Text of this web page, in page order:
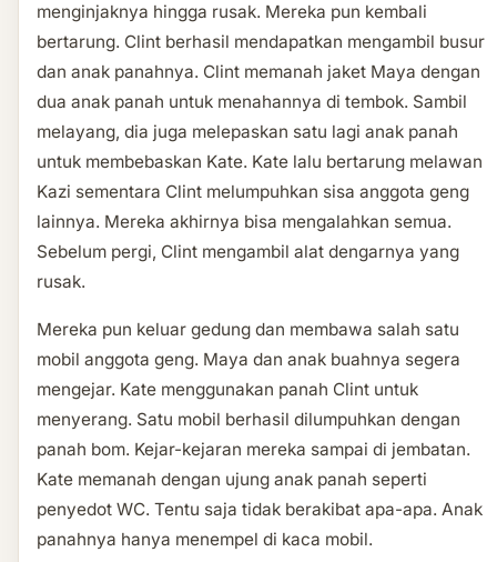
menginjaknya hingga rusak. Mereka pun kembali
bertarung. Clint berhasil mendapatkan mengambil busur
dan anak panahnya. Clint memanah jaket Maya dengan
dua anak panah untuk menahannya di tembok. Sambil
melayang, dia juga melepaskan satu lagi anak panah
untuk membebaskan Kate. Kate lalu bertarung melawan
Kazi sementara Clint melumpuhkan sisa anggota geng
lainnya. Mereka akhirnya bisa mengalahkan semua.
Sebelum pergi, Clint mengambil alat dengarnya yang
rusak.
Mereka pun keluar gedung dan membawa salah satu
mobil anggota geng. Maya dan anak buahnya segera
mengejar. Kate menggunakan panah Clint untuk
menyerang. Satu mobil berhasil dilumpuhkan dengan
panah bom. Kejar-kejaran mereka sampai di jembatan.
Kate memanah dengan ujung anak panah seperti
penyedot WC. Tentu saja tidak berakibat apa-apa. Anak
panahnya hanya menempel di kaca mobil.